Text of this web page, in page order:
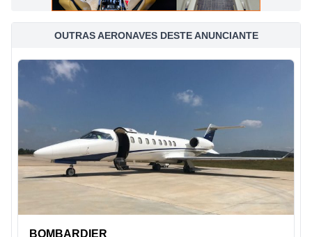
OUTRAS AERONAVES DESTE ANUNCIANTE
BOMBARDIER